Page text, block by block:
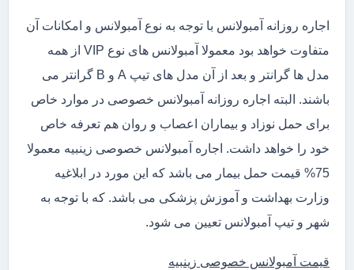
اجاره روزانه آمبولانس با توجه به نوع آمبولانس و امکانات آن
متفاوت خواهد بود معمولا آمبولانس های نوع VIP از همه
مدل ها گرانتر و بعد از آن مدل های تیپ A و B گرانتر می
باشند. البته اجاره روزانه آمبولانس خصوصی در موارد خاص
برای حمل نوزاد و بیماران اعصاب و روان هم تعرفه خاص
خود را خواهد داشت. اجاره آمبولانس خصوصی زینبیه معمولا
75% قیمت حمل بیمار می باشد که این مورد در ابلاغیه
وزارت بهداشت و آموزش پزشکی می باشد. که با توجه به
شهر و تیپ آمبولانس تعیین می شود.
قیمت آمبولانس خصوصی زینبیه